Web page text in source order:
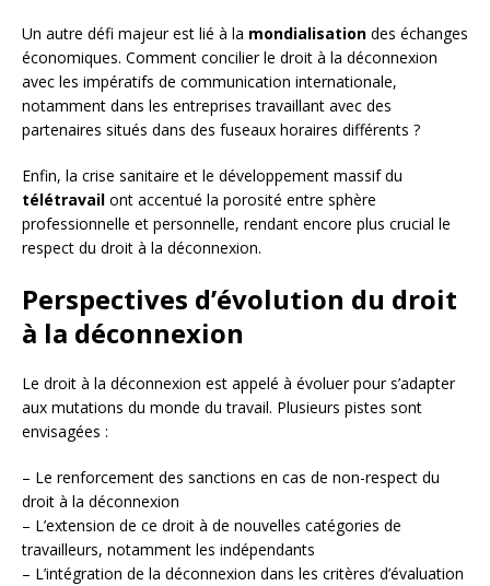
Un autre défi majeur est lié à la mondialisation des échanges
économiques. Comment concilier le droit à la déconnexion
avec les impératifs de communication internationale,
notamment dans les entreprises travaillant avec des
partenaires situés dans des fuseaux horaires différents ?
Enfin, la crise sanitaire et le développement massif du
télétravail ont accentué la porosité entre sphère
professionnelle et personnelle, rendant encore plus crucial le
respect du droit à la déconnexion.
Perspectives d’évolution du droit
à la déconnexion
Le droit à la déconnexion est appelé à évoluer pour s’adapter
aux mutations du monde du travail. Plusieurs pistes sont
envisagées :
– Le renforcement des sanctions en cas de non-respect du
droit à la déconnexion
– L’extension de ce droit à de nouvelles catégories de
travailleurs, notamment les indépendants
– L’intégration de la déconnexion dans les critères d’évaluation